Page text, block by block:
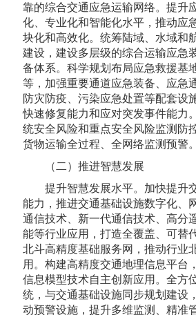
靠的综合交通应急运输网络。提升
化、专业化和智能化水平，推动应
块化和高效化。统筹陆域、水域和
建设，建设多层级的综合运输应急
备体系。科学规划布局应急救援基
等，加强重要通道应急装备、应急
防灾防疫、污染应急处置等配套设
快速修复能力和应对突发事件能力
统安全风险和重点安全风险监测防
货物运输全过程、全网络监测预警。
（二）推进智慧发展
提升智慧发展水平。加快提升
能力，推进交通基础设施数字化、
通信技术、新一代通信技术、高分
能等行业应用，打造全覆盖、可替
北斗高精度基础服务网，推动行业
用。构建高精度交通地理信息平台
信息模型技术自主创新应用。全方
统，与交通基础设施同步规划建设
动预警设施，提升多维监测、精准